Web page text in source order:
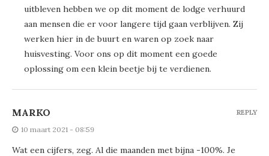
uitbleven hebben we op dit moment de lodge verhuurd
aan mensen die er voor langere tijd gaan verblijven. Zij
werken hier in de buurt en waren op zoek naar
huisvesting. Voor ons op dit moment een goede
oplossing om een klein beetje bij te verdienen.
MARKO
10 maart 2021 - 08:59
Wat een cijfers, zeg. Al die maanden met bijna -100%. Je
REPLY